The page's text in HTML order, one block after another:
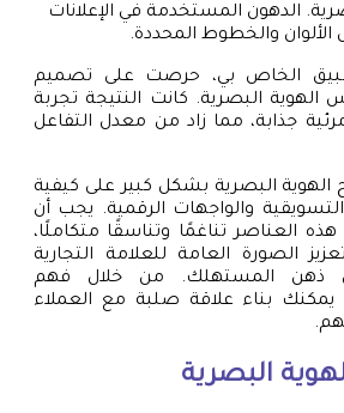
الدهون المستخدمة في الإعلانات
والخطوط المحددة.
الخاص بي، حرصت على تصميم
البصرية. كانت النتيجة تجربة
جذابة، مما زاد من معدل التفاعل
الهوية البصرية بشكل كبير على كيفية
والواجهات الرقمية. يجب أن
العناصر تناغمًا وتناسقًا متكاملًا،
الصورة العامة للعلامة التجارية
ذهن المستهلك. من خلال فهم
يمكنك بناء علاقة صلبة مع العملاء
البصرية